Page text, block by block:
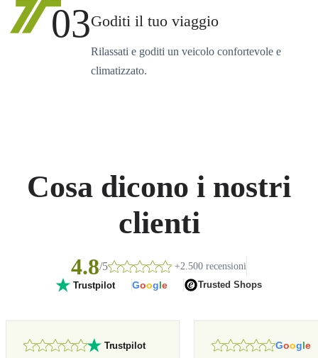
03Goditi il tuo viaggio
Rilassati e goditi un veicolo confortevole e
climatizzato.
Cosa dicono i nostri
clienti
4.8/5 +2.500 recensioni
Trustpilot Google Trusted Shops
Trustpilot Google